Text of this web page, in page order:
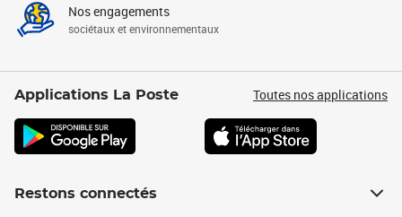
Nos engagements
sociétaux et environnementaux
Applications La Poste Toutes nos applications
Restons connectés